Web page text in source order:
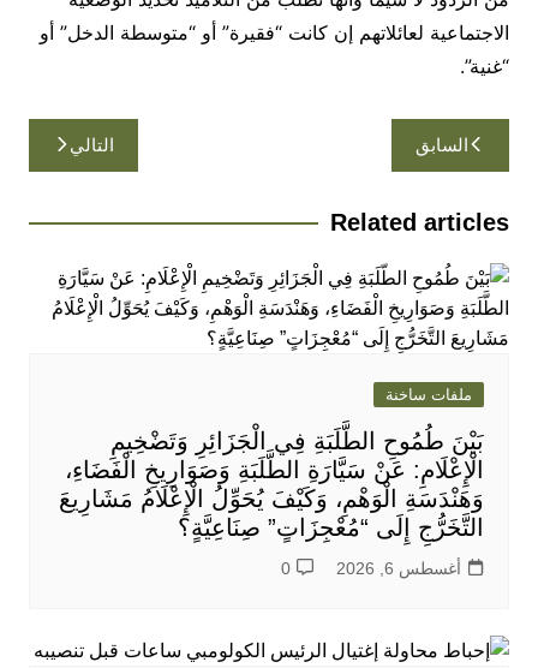
الاجتماعية لعائلاتهم إن كانت “فقيرة” أو “متوسطة الدخل” أو
“غنية”.
تصفّح
المقالات
السابق التالي
Related articles
ملفات ساخنة
بَيْنَ طُمُوحِ الطَّلَبَةِ فِي الْجَزَائِرِ وَتَضْخِيمِ
الْإِعْلَامِ: عَنْ سَيَّارَةِ الطَّلَبَةِ وَصَوَارِيخِ الْفَضَاءِ،
وَهَنْدَسَةِ الْوَهْمِ، وَكَيْفَ يُحَوِّلُ الْإِعْلَامُ مَشَارِيعَ
التَّخَرُّجِ إِلَى “مُعْجِزَاتٍ” صِنَاعِيَّةٍ؟
أغسطس 6, 2026 0